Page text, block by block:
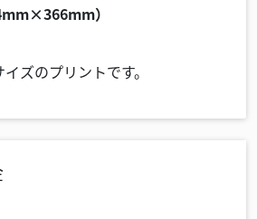
）
ズのプリントです。